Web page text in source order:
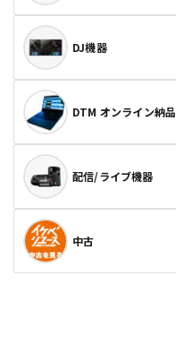
DJ機器
DTM オンライン納品
配信/ライブ機器
中古